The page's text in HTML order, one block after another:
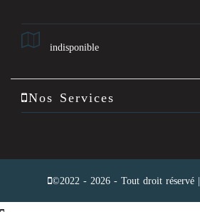
indisponible
Nos Services
©2022 - 2026 - Tout droit réservé |